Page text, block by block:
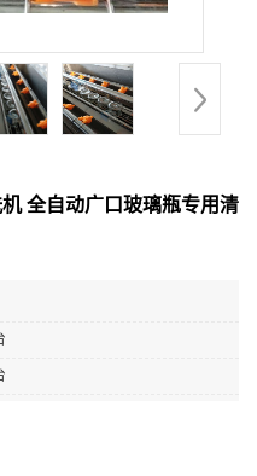
全自动广口玻璃瓶专用清